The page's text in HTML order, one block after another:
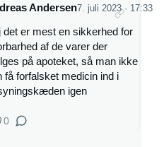
Andersen7. juli 2023 · 17:33
det er mest en sikkerhed for
af de varer der
på apoteket, så man ikke
få forfalsket medicin ind i
igen
0